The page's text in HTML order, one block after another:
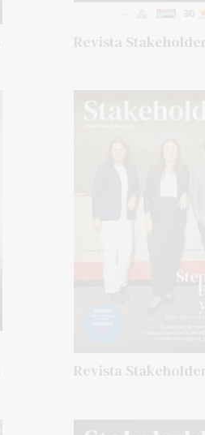
Revista
Revista